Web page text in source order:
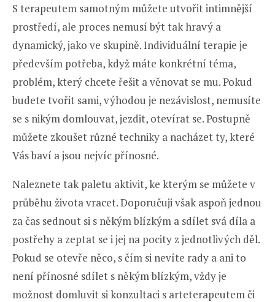
S terapeutem samotným můžete utvořit intimnější
prostředí, ale proces nemusí být tak hravý a
dynamický, jako ve skupině. Individuální terapie je
především potřeba, když máte konkrétní téma,
problém, který chcete řešit a věnovat se mu. Pokud
budete tvořit sami, výhodou je nezávislost, nemusíte
se s nikým domlouvat, jezdit, otevírat se. Postupně
můžete zkoušet různé techniky a nacházet ty, které
Vás baví a jsou nejvíc přínosné.
Naleznete tak paletu aktivit, ke kterým se můžete v
průběhu života vracet. Doporučuji však aspoň jednou
za čas sednout si s někým blízkým a sdílet svá díla a
postřehy a zeptat se i jej na pocity z jednotlivých děl.
Pokud se otevře něco, s čím si nevíte rady a ani to
není přínosné sdílet s někým blízkým, vždy je
možnost domluvit si konzultaci s arteterapeutem či